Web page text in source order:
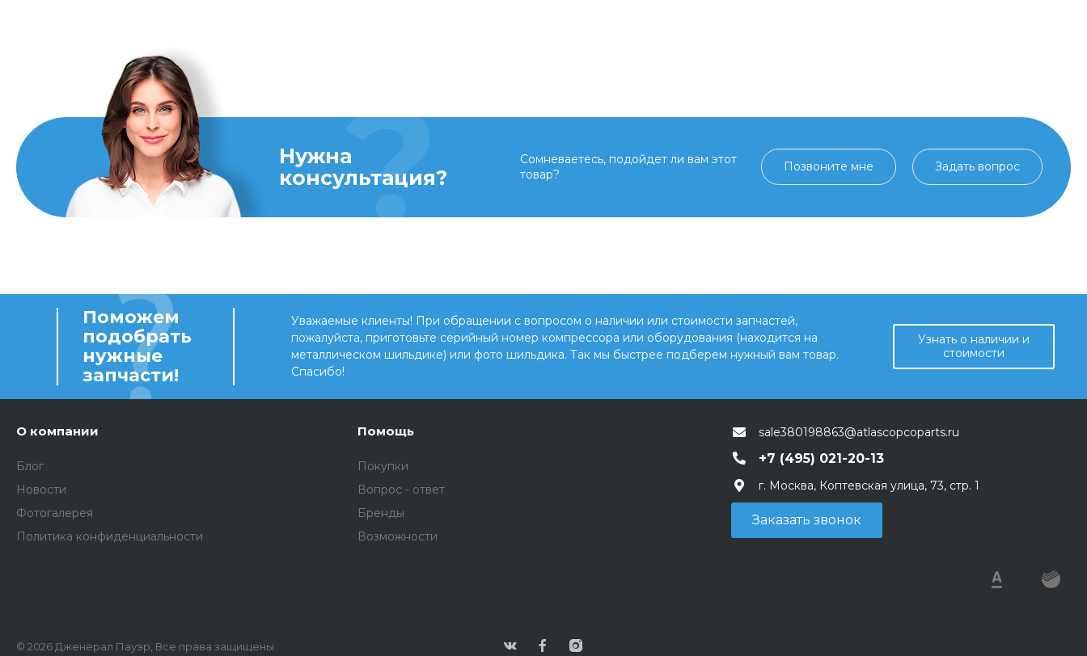
Нужна
консультация?
Сомневаетесь, подойдет ли вам этот
товар?
Позвоните мне Задать вопрос
Поможем
подобрать
нужные
запчасти!
Уважаемые клиенты! При обращении с вопросом о наличии или стоимости запчастей,
пожалуйста, приготовьте серийный номер компрессора или оборудования (находится на
металлическом шильдике) или фото шильдика. Так мы быстрее подберем нужный вам товар.
Спасибо!
Узнать о наличии и
стоимости
О компании
Блог
Новости
Фотогалерея
Политика конфиденциальности
Помощь
Покупки
Вопрос - ответ
Бренды
Возможности
sale380198863@atlascopcoparts.ru
+7 (495) 021-20-13
г. Москва, Коптевская улица, 73, стр. 1
Заказать звонок
© 2026 Дженерал Пауэр, Все права защищены